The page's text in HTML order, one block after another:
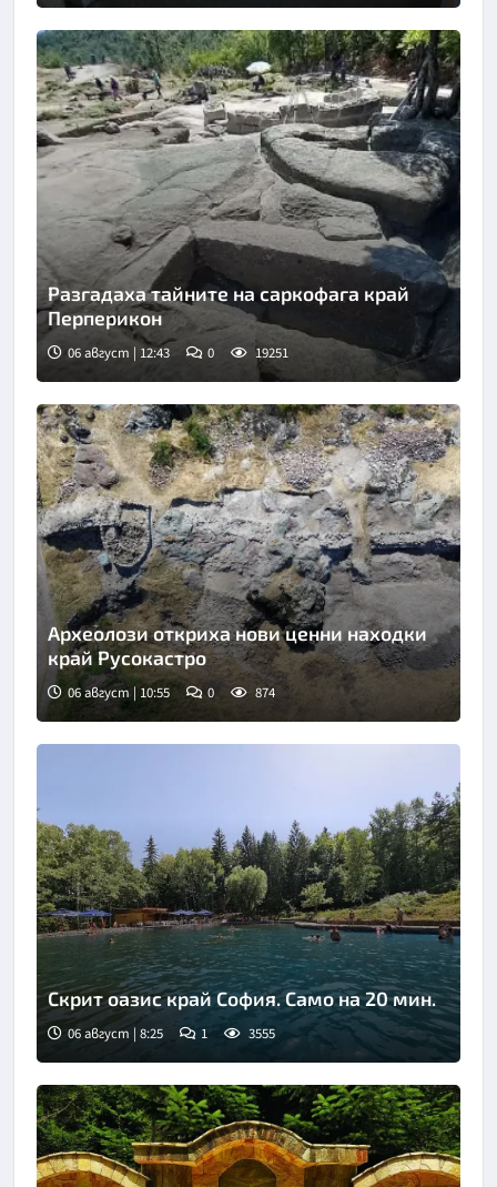
Снимка: Bulgaria ON AIR
Разгадаха тайните на саркофага край
Перперикон
06 август | 12:43 0 19251
Археолози откриха нови ценни находки
край Русокастро
06 август | 10:55 0 874
Скрит оазис край София. Само на 20 мин.
06 август | 8:25 1 3555